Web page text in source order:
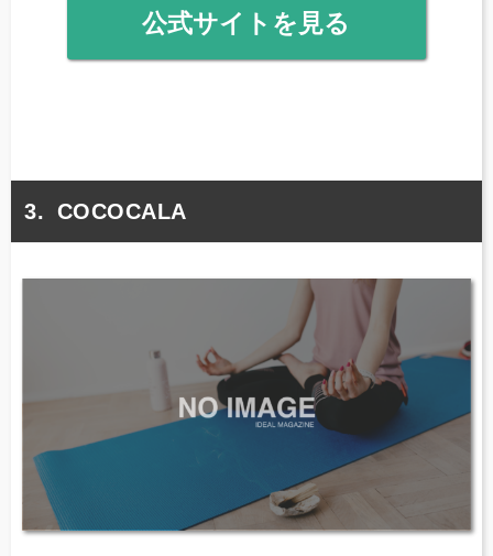
公式サイトを見る
COCOCALA